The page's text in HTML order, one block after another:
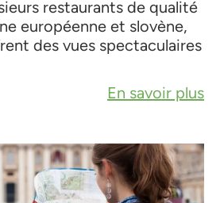
restaurants de qualité
européenne et slovène,
des vues spectaculaires
En savoir plus